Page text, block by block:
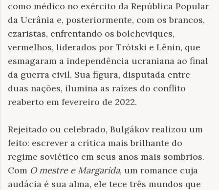
como médico no exército da República Popular
da Ucrânia e, posteriormente, com os brancos,
czaristas, enfrentando os bolcheviques,
vermelhos, liderados por Trótski e Lênin, que
esmagaram a independência ucraniana ao final
da guerra civil. Sua figura, disputada entre
duas nações, ilumina as raízes do conflito
reaberto em fevereiro de 2022.
Rejeitado ou celebrado, Bulgákov realizou um
feito: escrever a crítica mais brilhante do
regime soviético em seus anos mais sombrios.
Com O mestre e Margarida, um romance cuja
audácia é sua alma, ele tece três mundos que